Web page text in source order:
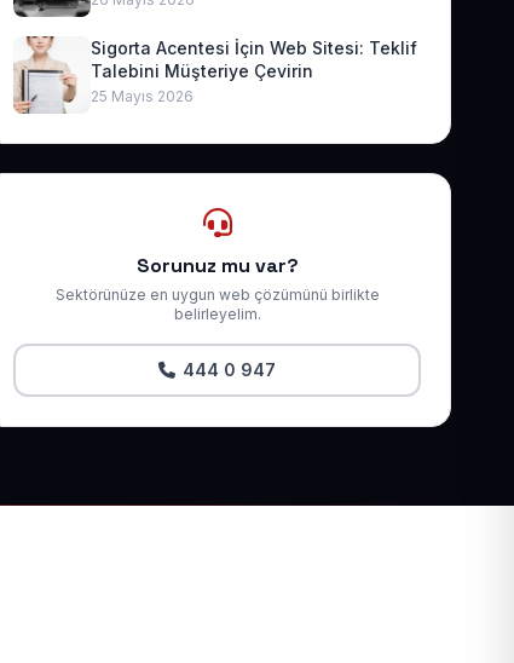
Sigorta Acentesi İçin Web Sitesi: Teklif
Talebini Müşteriye Çevirin
25 Mayıs 2026
Sorunuz mu var?
Sektörünüze en uygun web çözümünü birlikte
belirleyelim.
444 0 947